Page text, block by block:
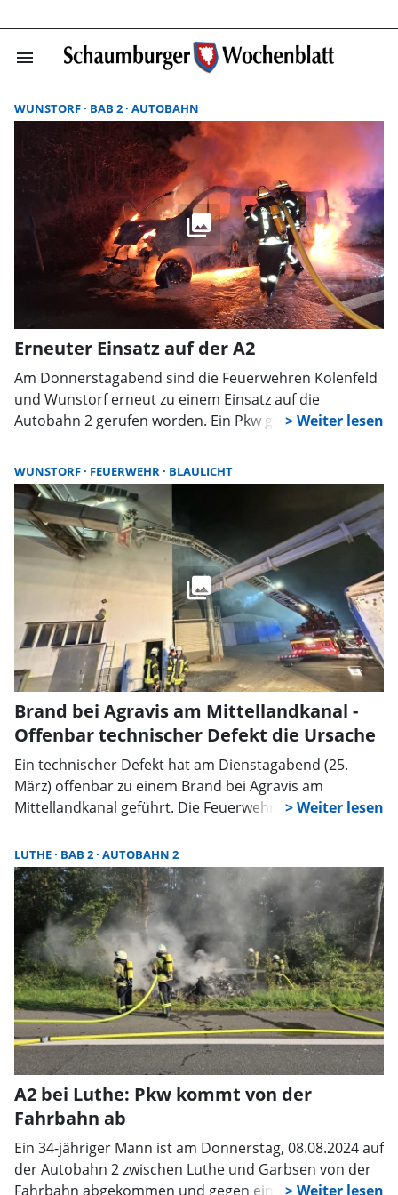
menu Schaumburger
WUNSTORF BAB 2 AUTOBAHN
Erneuter Einsatz auf der A2
Am Donnerstagabend sind die Feuerwehren Kolenfeld
und Wunstorf erneut zu einem Einsatz auf die
Autobahn 2 gerufen worden. Ein Pkw geriet aus bislang
Person durch das Einatmen von Rauchgas leicht
verletzt worden.
WUNSTORF FEUERWEHR BLAULICHT
Brand bei Agravis am Mittellandkanal -
Offenbar technischer Defekt die Ursache
Ein technischer Defekt hat am Dienstagabend (25.
März) offenbar zu einem Brand bei Agravis am
Mittellandkanal geführt. Die Feuerwehren aus
ein Mitarbeiter das Feuer im Bereich der
Schaltschränke bemerkt hatte.
LUTHE BAB 2 AUTOBAHN 2
A2 bei Luthe: Pkw kommt von der
Fahrbahn ab
Ein 34-jähriger Mann ist am Donnerstag, 08.08.2024 auf
der Autobahn 2 zwischen Luthe und Garbsen von der
Fahrbahn abgekommen und gegen einen Baum